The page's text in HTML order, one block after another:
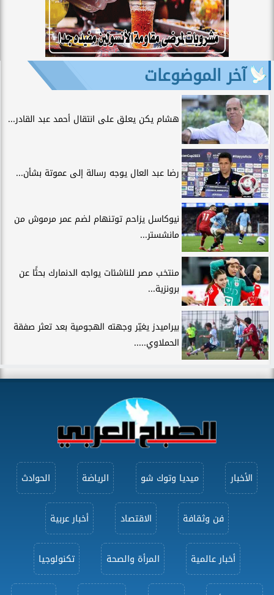
آخر الموضوعات
هشام يكن يعلق على انتقال أحمد عبد القادر...
رضا عبد العال يوجه رسالة إلى عموتة بشأن...
نيوكاسل يزاحم توتنهام لضم عمر مرموش من
مانشستر...
منتخب مصر للناشئات يواجه الدنمارك بحثًا عن
برونزية...
بيراميدز يغيّر وجهته الهجومية بعد تعثر صفقة
الحملاوي.....
الأخبار ميديا وتوك شو الرياضة الحوادث
فن وثقافة الاقتصاد أخبار عربية
أخبار عالمية المرأة والصحة تكنولوجيا